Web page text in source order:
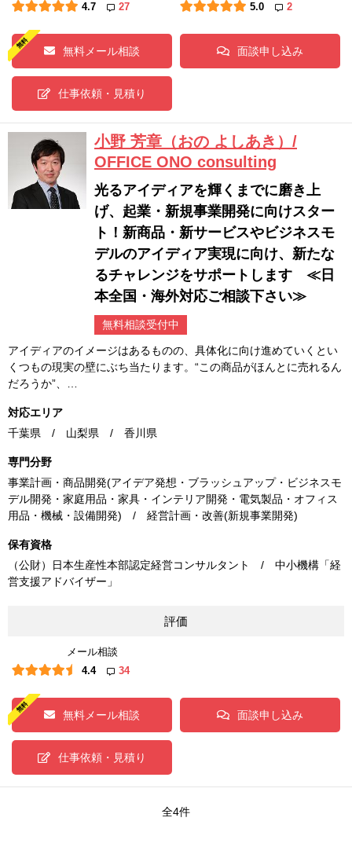
4.7
27
5.0
2
無料メール相談 面談申し込み
仕事依頼・見積り
小野 芳章（おの よしあき）/
OFFICE ONO consulting
光るアイディアを輝くまでに磨き上
げ、起業・新規事業開発に向けスター
ト！新商品・新サービスやビジネスモ
デルのアイディア実現に向け、新たな
るチャレンジをサポートします ≪日
本全国・海外対応ご相談下さい≫
無料相談受付中
アイディアのイメージはあるものの、具体化に向け進めていくとい
くつもの現実の壁にぶち当たります。“この商品がほんとに売れるん
だろうか”、…
対応エリア
千葉県 / 山梨県 / 香川県
専門分野
事業計画・商品開発(アイデア発想・ブラッシュアップ・ビジネスモ
デル開発・家庭用品・家具・インテリア開発・電気製品・オフィス
用品・機械・設備開発) / 経営計画・改善(新規事業開発)
保有資格
（公財）日本生産性本部認定経営コンサルタント / 中小機構「経
営支援アドバイザー」
評価
メール相談
4.4
34
無料メール相談 面談申し込み
仕事依頼・見積り
全4件